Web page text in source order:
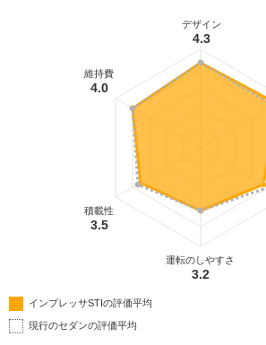
デザイン
4.3
運転のしやすさ
3.2
積載性
3.5
維持費
4.0
インプレッサSTIの評価平均
現行のセダンの評価平均